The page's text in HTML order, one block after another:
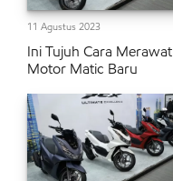
11 Agustus 2023
Ini Tujuh Cara Merawat
Motor Matic Baru